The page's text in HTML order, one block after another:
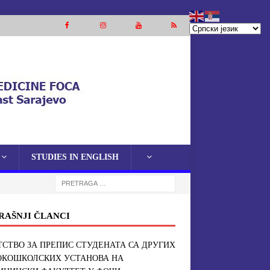
STUDIES IN ENGLISH
ČLANCI
ЗА ПРЕПИС СТУДЕНАТА СА ДРУГИХ
УСТАНОВА НА